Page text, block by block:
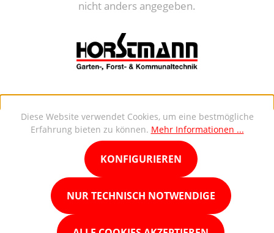
nicht anders angegeben.
Diese Website verwendet Cookies, um eine bestmögliche
Erfahrung bieten zu können. Mehr Informationen ...
NUR TECHNISCH NOTWENDIGE
KONFIGURIEREN